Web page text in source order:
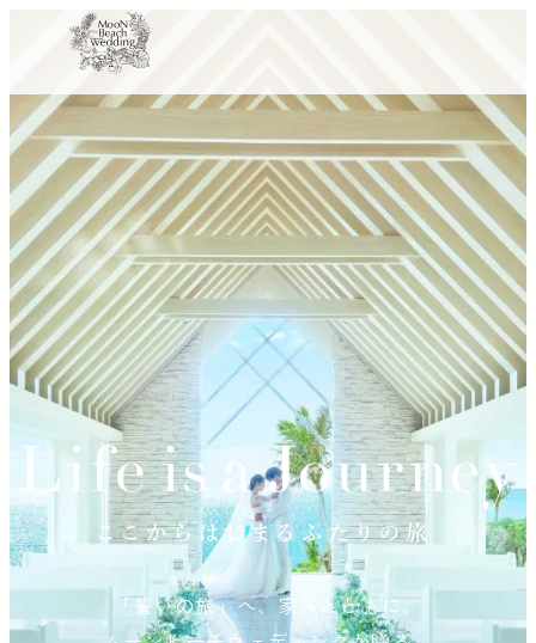
を
ス
キ
ッ
プ
「誓いの旅」へ、家族とともに。